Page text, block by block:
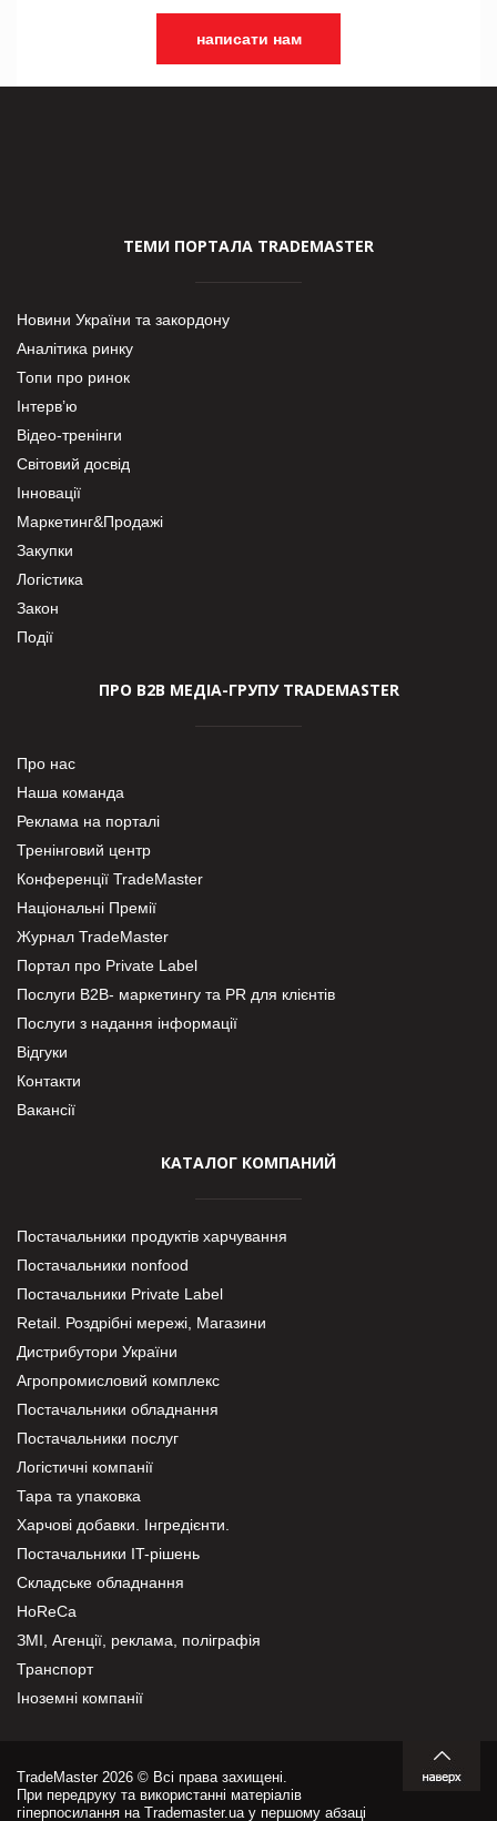
написати нам
ТЕМИ ПОРТАЛА TRADEMASTER
Новини України та закордону
Аналітика ринку
Топи про ринок
Інтерв’ю
Відео-тренінги
Світовий досвід
Інновації
Маркетинг&Продажі
Закупки
Логістика
Закон
Події
ПРО В2В МЕДІА-ГРУПУ TRADEMASTER
Про нас
Наша команда
Реклама на порталі
Тренінговий центр
Конференції TradeMaster
Національні Премії
Журнал TradeMaster
Портал про Private Label
Послуги В2В- маркетингу та PR для клієнтів
Послуги з надання інформації
Відгуки
Контакти
Вакансії
КАТАЛОГ КОМПАНИЙ
Постачальники продуктів харчування
Постачальники nonfood
Постачальники Private Label
Retail. Роздрібні мережі, Магазини
Дистрибутори України
Агропромисловий комплекс
Постачальники обладнання
Постачальники послуг
Логістичні компанії
Тара та упаковка
Харчові добавки. Інгредієнти.
Постачальники IT-рішень
Складське обладнання
HoReCa
ЗМІ, Агенції, реклама, поліграфія
Транспорт
Іноземні компанії
TradeMaster 2026 © Всі права захищені.
При передруку та використанні матеріалів
гіперпосилання на Trademaster.ua у першому абзаці